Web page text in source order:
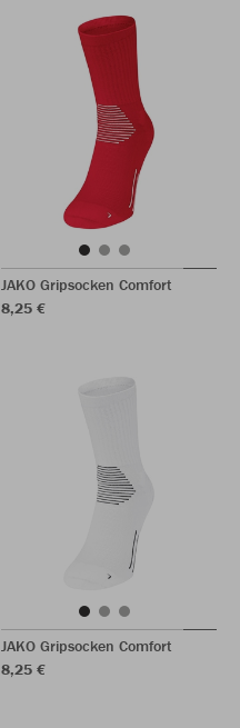
JAKO Gripsocken Comfort
8,25 €
JAKO Gripsocken Comfort
8,25 €